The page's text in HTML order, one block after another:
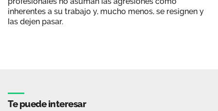
inherentes a su trabajo y, mucho menos, se resignen y
las dejen pasar.
Te puede interesar